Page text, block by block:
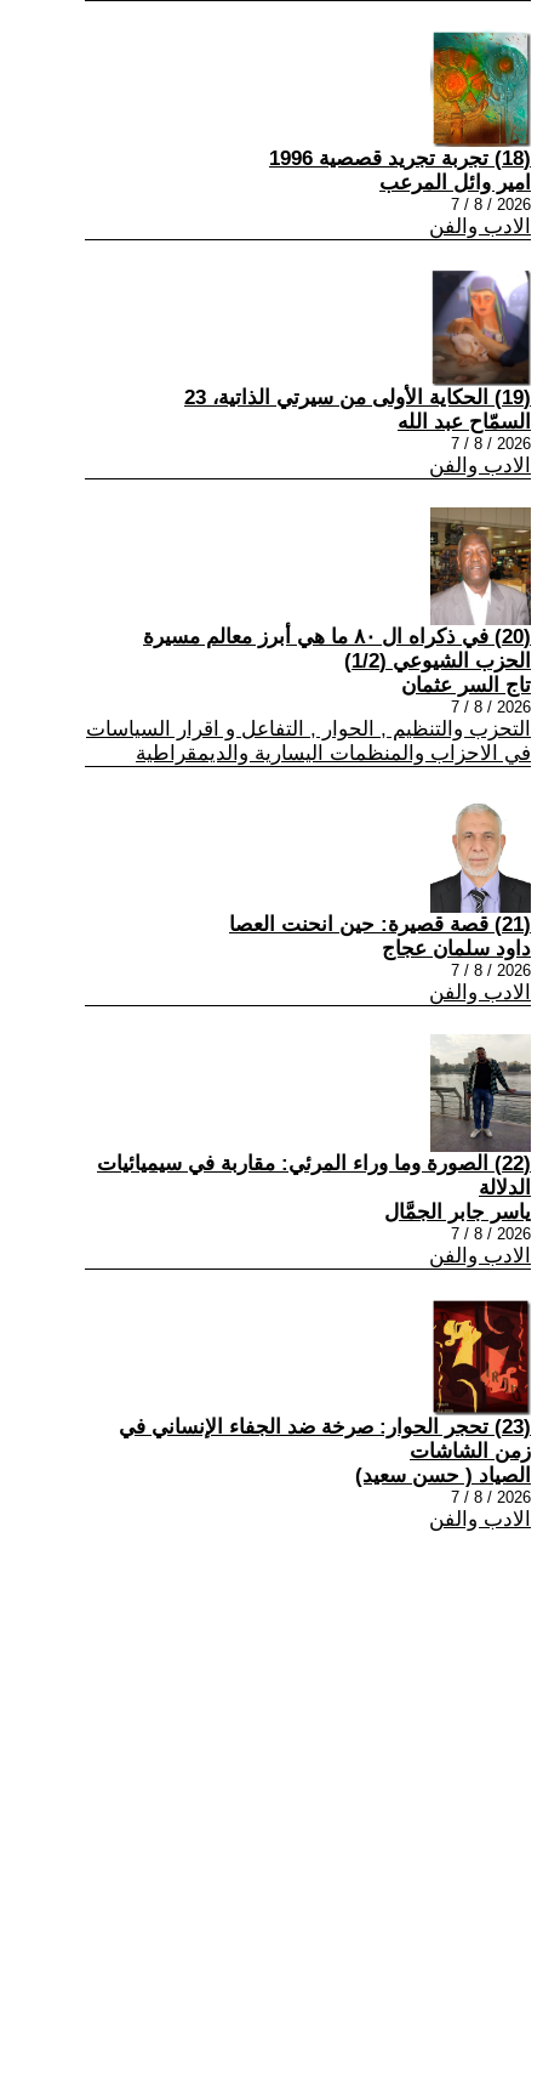
(18) تجربة تجريد قصصية 1996
امير وائل المرعب
2026 / 8 / 7
الادب والفن
(19) الحكاية الأولى من سيرتي الذاتية، 23
السمّاح عبد الله
2026 / 8 / 7
الادب والفن
(20) في ذكراه ال ٨٠ ما هي أبرز معالم مسيرة
الحزب الشيوعي (1/2)
تاج السر عثمان
2026 / 8 / 7
التحزب والتنظيم , الحوار , التفاعل و اقرار السياسات
في الاحزاب والمنظمات اليسارية والديمقراطية
(21) قصة قصيرة: حين انحنت العصا
داود سلمان عجاج
2026 / 8 / 7
الادب والفن
(22) الصورة وما وراء المرئي: مقاربة في سيميائيات
الدلالة
ياسر جابر الجمَّال
2026 / 8 / 7
الادب والفن
(23) تحجر الحوار: صرخة ضد الجفاء الإنساني في
زمن الشاشات
الصياد ‏( حسن سعيد‏)
2026 / 8 / 7
الادب والفن